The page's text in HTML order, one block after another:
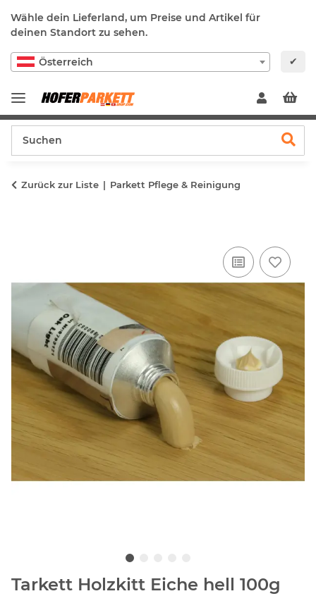
Wähle dein Lieferland, um Preise und Artikel für
deinen Standort zu sehen.
Österreich ✔
Zurück zur Liste Parkett Pflege & Reinigung
Tarkett Holzkitt Eiche hell 100g